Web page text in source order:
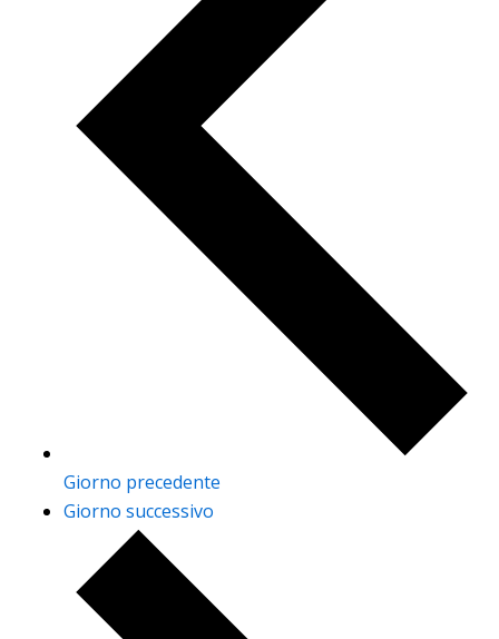
Giorno precedente
Giorno successivo